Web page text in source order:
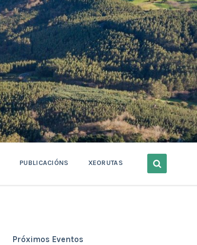
PUBLICACIÓNS XEORUTAS
Próximos Eventos